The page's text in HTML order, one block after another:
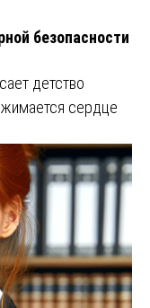
безопасности
детство
сердце